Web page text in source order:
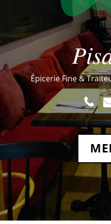
Épicerie Fine &
TEL